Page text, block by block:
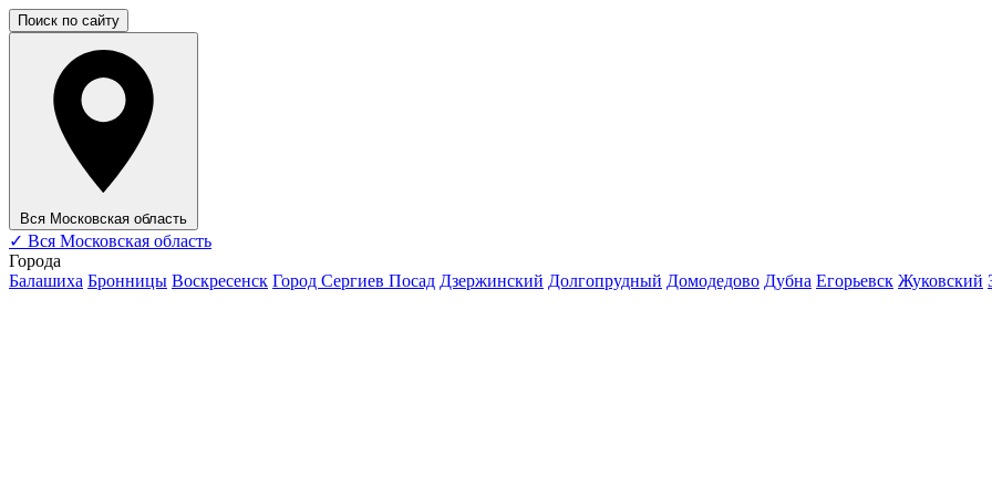
Поиск по сайту
Вся Московская область
✓ Вся Московская область
Города
Балашиха Бронницы Воскресенск Город Сергиев Посад Дзержинский Долгопрудный Домодедово Дубна Егорьевск Жуковский